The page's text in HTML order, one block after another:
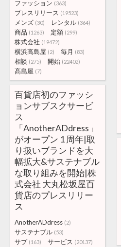
ファッション (363)
プレスリリース (19523)
メンズ (30) レンタル (364)
商品 (1263) 定額 (299)
株式会社 (19472)
横浜高島屋 (2) 毎月 (83)
相談 (275) 開始 (22402)
髙島屋 (7)
百貨店初のファッシ
ョンサブスクサービ
ス
「AnotherADdress」
がオープン 1 周年|取
り扱いブランドを大
幅拡大&サステナブル
な取り組みを開始|株
式会社 大丸松坂屋百
貨店のプレスリリー
ス
AnotherADdress (2)
サステナブル (53)
サブ (163) サービス (20137)